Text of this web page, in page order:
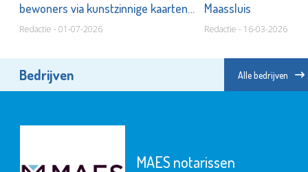
bewoners via kunstzinnige kaarten
en flyers
Redactie - 01-07-2026
Maassluis
Redactie - 16-03-2026
Bedrijven Alle bedrijven
MAES notarissen